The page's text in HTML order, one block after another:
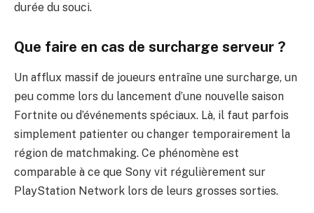
durée du souci.
Que faire en cas de surcharge serveur ?
Un afflux massif de joueurs entraîne une surcharge, un
peu comme lors du lancement d’une nouvelle saison
Fortnite ou d’événements spéciaux. Là, il faut parfois
simplement patienter ou changer temporairement la
région de matchmaking. Ce phénomène est
comparable à ce que Sony vit régulièrement sur
PlayStation Network lors de leurs grosses sorties.